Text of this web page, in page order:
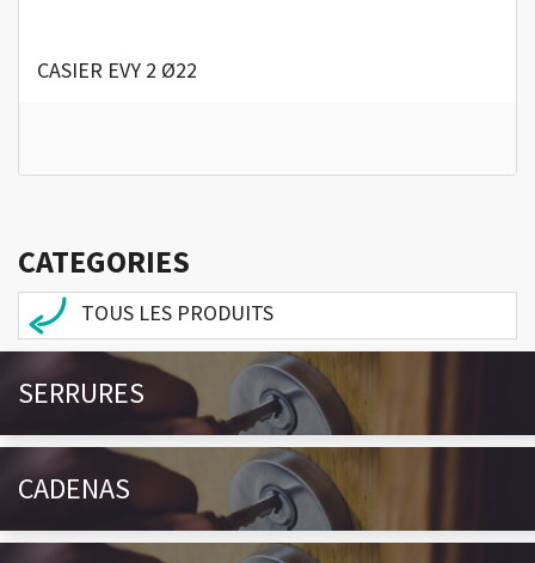
CASIER EVY 2 Ø22
CATEGORIES
TOUS LES PRODUITS
SERRURES
CADENAS